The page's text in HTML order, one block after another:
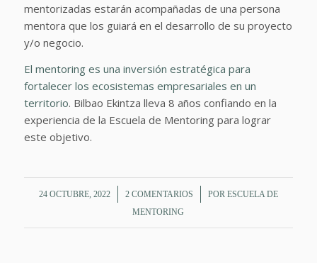
mentorizadas estarán acompañadas de una persona
mentora que los guiará en el desarrollo de su proyecto
y/o negocio.
El mentoring es una inversión estratégica para
fortalecer los ecosistemas empresariales en un
territorio. Bilbao Ekintza lleva 8 años confiando en la
experiencia de la Escuela de Mentoring para lograr
este objetivo.
24 OCTUBRE, 2022
/ 2 COMENTARIOS
/ POR ESCUELA DE
MENTORING